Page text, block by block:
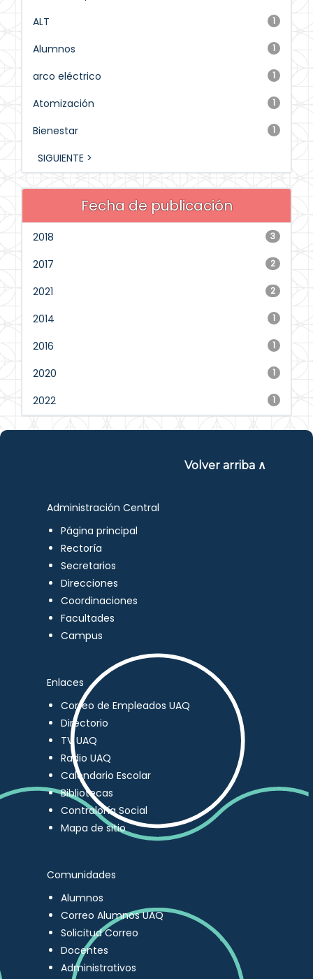
1
ALT
1
Alumnos
1
arco eléctrico
1
Atomización
1
Bienestar
SIGUIENTE >
Fecha de publicación
3
2018
2
2017
2
2021
1
2014
1
2016
1
2020
1
2022
Volver arriba ∧
Administración Central
Página principal
Rectoría
Secretarios
Direcciones
Coordinaciones
Facultades
Campus
Enlaces
Correo de Empleados UAQ
Directorio
TV UAQ
Radio UAQ
Calendario Escolar
Bibliotecas
Contraloría Social
Mapa de sitio
Comunidades
Alumnos
Correo Alumnos UAQ
Solicitud Correo
Docentes
Administrativos